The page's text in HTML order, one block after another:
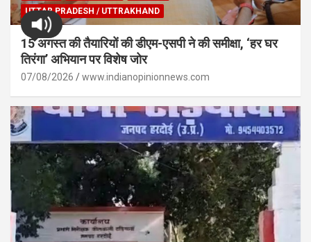
UTTAR PRADESH / UTTRAKHAND
15 अगस्त की तैयारियों की डीएम-एसपी ने की समीक्षा, ‘हर घर
तिरंगा’ अभियान पर विशेष जोर
07/08/2026 www.indianopinionnews.com